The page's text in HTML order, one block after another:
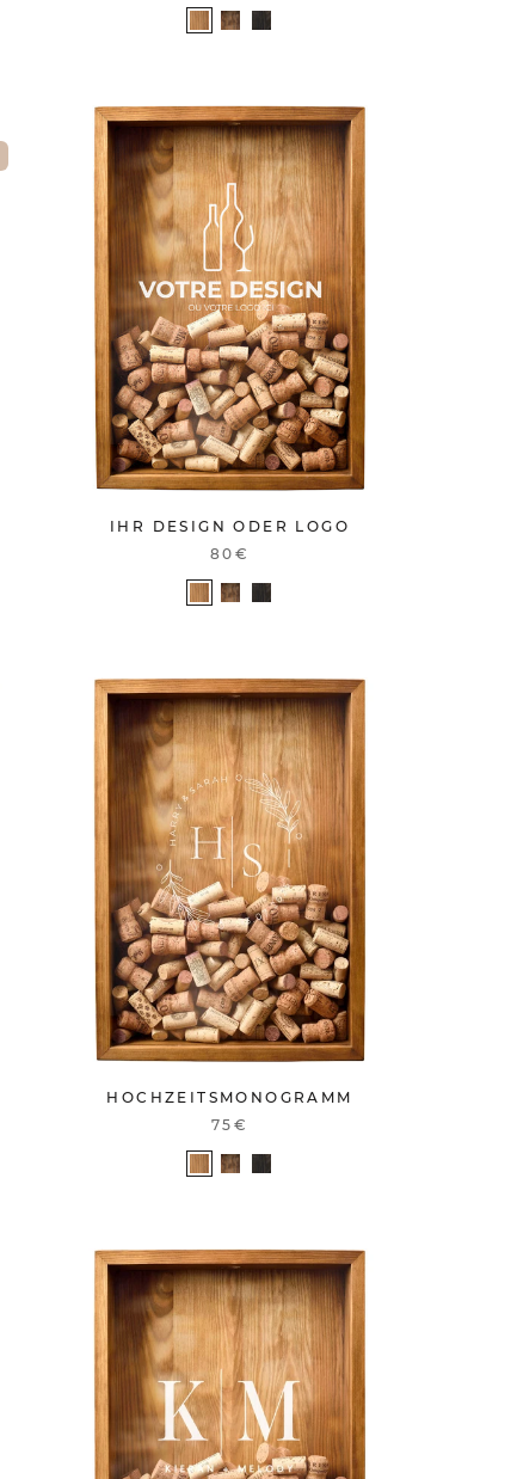
IHR DESIGN ODER LOGO
80€
HOCHZEITSMONOGRAMM
75€